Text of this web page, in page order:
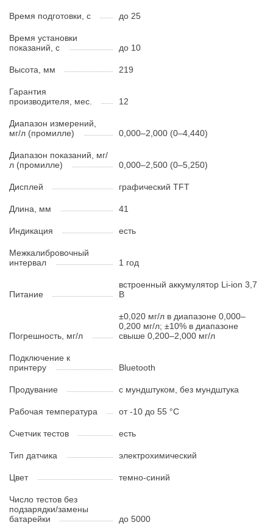
Время подготовки, с до 25
Время установки
показаний, с
до 10
Высота, мм 219
Гарантия
производителя, мес.
12
Диапазон измерений,
мг/л (промилле)
0,000–2,000 (0–4,440)
Диапазон показаний, мг/
л (промилле)
0,000–2,500 (0–5,250)
Дисплей графический TFT
Длина, мм 41
Индикация есть
Межкалибровочный
интервал
1 год
Питание
встроенный аккумулятор Li-ion 3,7
В
Погрешность, мг/л
±0,020 мг/л в диапазоне 0,000–
0,200 мг/л; ±10% в диапазоне
свыше 0,200–2,000 мг/л
Подключение к
принтеру
Bluetooth
Продувание с мундштуком, без мундштука
Рабочая температура от -10 до 55 °С
Счетчик тестов есть
Тип датчика электрохимический
Цвет темно-синий
Число тестов без
подзарядки/замены
батарейки
до 5000